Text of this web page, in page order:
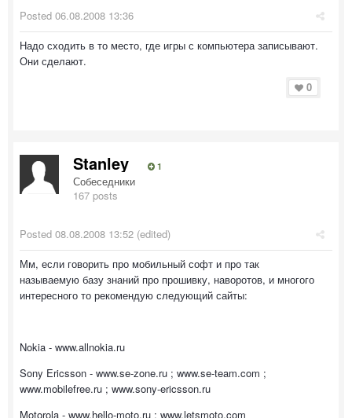
Posted 06.08.2008 13:36
Надо сходить в то место, где игры с компьютера записывают.
Они сделают.
0
Stanley 1
Собеседники
167 posts
Posted 08.08.2008 13:52 (edited)
Мм, если говорить про мобильный софт и про так
называемую базу знаний про прошивку, наворотов, и многого
интересного то рекомендую следующий сайты:
Nokia - www.allnokia.ru
Sony Ericsson - www.se-zone.ru ; www.se-team.com ;
www.mobilefree.ru ; www.sony-ericsson.ru
Motorola - www.hello-moto.ru ; www.letsmoto.com